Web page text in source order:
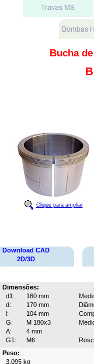
Bucha
Clique para ampliar
Download CAD
2D/3D
Dimensões:
d1:
160 mm
d:
170 mm
l:
104 mm
G:
M 180x3
A:
4 mm
G1:
M6
Peso:
3.095 kg